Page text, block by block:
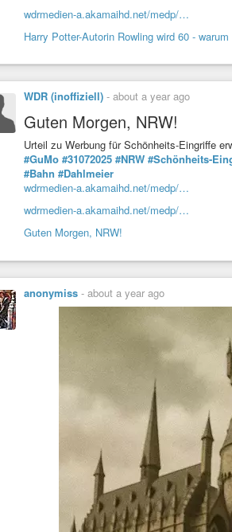
wdrmedien-a.akamaihd.net/medp/…
Harry Potter-Autorin Rowling wird 60 -
WDR (inoffiziell) - about a year ago
Guten Morgen, NRW!
Urteil zu Werbung für Schönheits-Eingriffe
#GuMo #31072025 #NRW #Schönheits-
#Bahn #Dahlmeier
wdrmedien-a.akamaihd.net/medp/…
wdrmedien-a.akamaihd.net/medp/…
Guten Morgen, NRW!
anonymiss - about a year ago